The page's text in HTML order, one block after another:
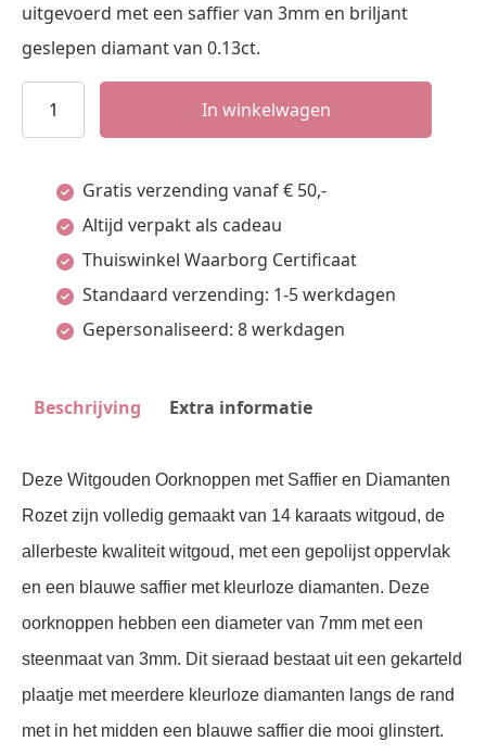
uitgevoerd met een saffier van 3mm en briljant
geslepen diamant van 0.13ct.
Witgouden
Oorknoppen
Saffier
Diamanten
aantal
In winkelwagen
Gratis verzending vanaf € 50,-
Altijd verpakt als cadeau
Thuiswinkel Waarborg Certificaat
Standaard verzending: 1-5 werkdagen
Gepersonaliseerd: 8 werkdagen
Beschrijving Extra informatie
Deze Witgouden Oorknoppen met Saffier en Diamanten
Rozet zijn volledig gemaakt van 14 karaats witgoud, de
allerbeste kwaliteit witgoud, met een gepolijst oppervlak
en een blauwe saffier met kleurloze diamanten. Deze
oorknoppen hebben een diameter van 7mm met een
steenmaat van 3mm. Dit sieraad bestaat uit een gekarteld
plaatje met meerdere kleurloze diamanten langs de rand
met in het midden een blauwe saffier die mooi glinstert.